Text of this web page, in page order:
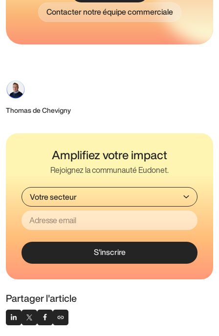
Amplifiez votre impact
Rejoignez la communauté Eudonet.
S'inscrire
Partager l'article
Contacter notre équipe commerciale
Thomas de Chevigny